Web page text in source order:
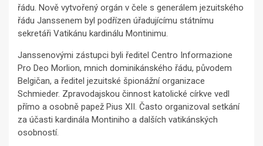
řádu. Nově vytvořený orgán v čele s generálem jezuitského
řádu Janssenem byl podřízen úřadujícímu státnímu
sekretáři Vatikánu kardinálu Montinimu.
Janssenovými zástupci byli ředitel Centro Informazione
Pro Deo Morlion, mnich dominikánského řádu, původem
Belgičan, a ředitel jezuitské špionážní organizace
Schmieder. Zpravodajskou činnost katolické církve vedl
přímo a osobně papež Pius XII. Často organizoval setkání
za účasti kardinála Montiniho a dalších vatikánských
osobností.